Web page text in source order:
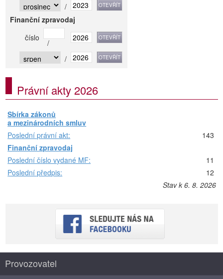
/
Finanční zpravodaj
číslo
/
/
Právní akty 2026
Sbírka zákonů
a mezinárodních smluv
Poslední právní akt:
143
Finanční zpravodaj
Poslední číslo vydané MF:
11
Poslední předpis:
12
Stav k 6. 8. 2026
Provozovatel